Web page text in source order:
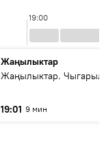
19:00
Жаңылыктар
Жаңылыктар.
19:01 9 мин